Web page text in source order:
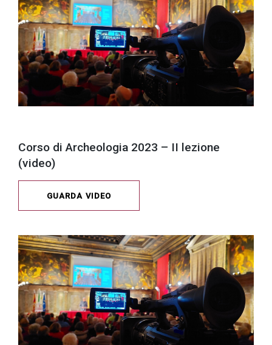
Corso di Archeologia 2023 – II lezione
(video)
GUARDA VIDEO